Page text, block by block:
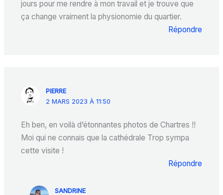
jours pour me rendre à mon travail et je trouve que
ça change vraiment la physionomie du quartier.
Répondre
PIERRE
2 MARS 2023 À 11:50
Eh ben, en voilà d’étonnantes photos de Chartres !!
Moi qui ne connais que la cathédrale Trop sympa
cette visite !
Répondre
SANDRINE